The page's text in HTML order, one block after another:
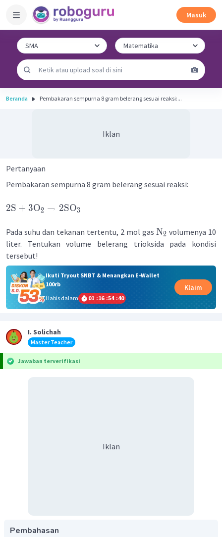
Masuk
Beranda Pembakaran sempurna 8 gram belerang sesuai reaksi:...
Iklan
Pertanyaan
Pembakaran sempurna 8 gram belerang sesuai reaksi:
2S + 3O2 → 2SO3
Pada suhu dan tekanan tertentu, 2 mol gas N2 volumenya 10
liter. Tentukan volume belerang trioksida pada kondisi
tersebut!
Ikuti Tryout SNBT & Menangkan E-Wallet
100rb
Habis dalam
01 :16 :54 :40
Klaim
I. Solichah
Master Teacher
Jawaban terverifikasi
Iklan
Pembahasan